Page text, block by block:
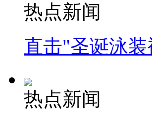
热点新闻
直击"圣诞泳
热点新闻